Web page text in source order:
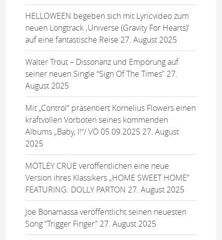
HELLOWEEN begeben sich mit Lyricvideo zum
neuen Longtrack ‚Universe (Gravity For Hearts)‘
auf eine fantastische Reise 27. August 2025
Walter Trout – Dissonanz und Empörung auf
seiner neuen Single “Sign Of The Times” 27.
August 2025
Mit „Control“ präsentiert Kornelius Flowers einen
kraftvollen Vorboten seines kommenden
Albums „Baby, I!“/ VÖ 05.09.2025 27. August
2025
MÖTLEY CRÜE veröffentlichen eine neue
Version ihres Klassikers „HOME SWEET HOME”
FEATURING: DOLLY PARTON 27. August 2025
Joe Bonamassa veröffentlicht seinen neuesten
Song “Trigger Finger” 27. August 2025